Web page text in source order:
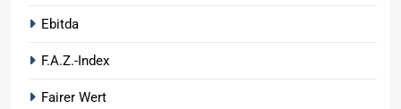
Ebitda
F.A.Z.-Index
Fairer Wert